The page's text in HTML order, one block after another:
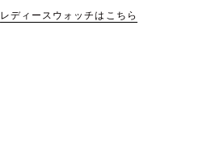
レディースウォッチはこちら